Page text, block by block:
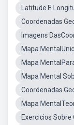
Latitude E
Coordenadas
Imagens
Mapa
Mapa
Mapa Mental
Coordenadas
Mapa
Exercicios